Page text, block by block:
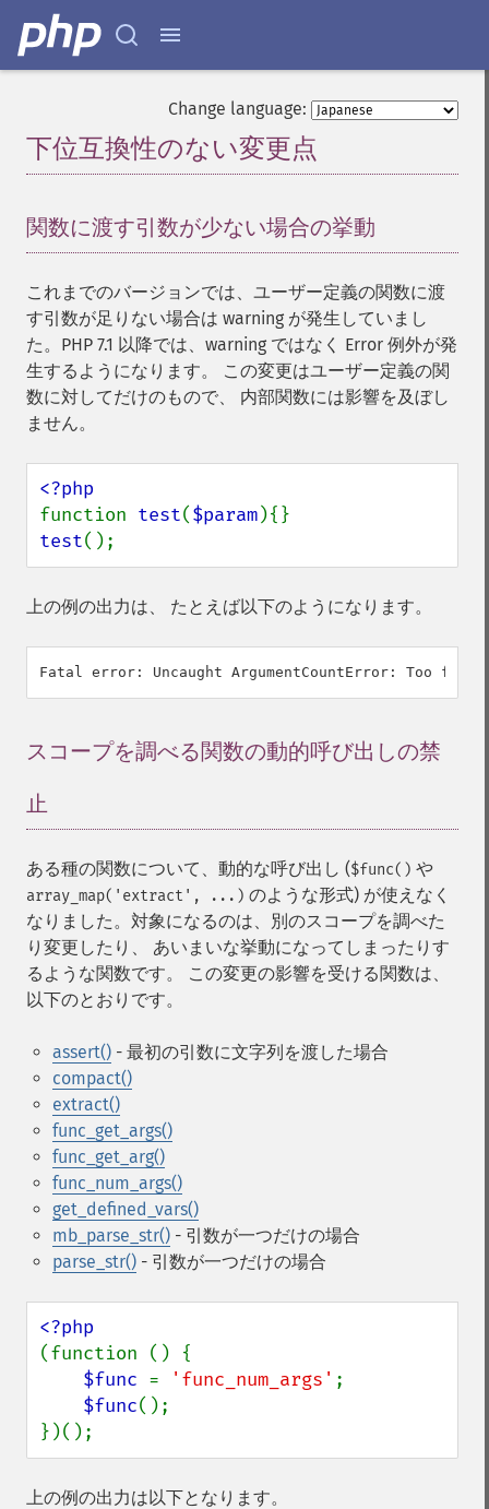
Change language:
下位互換性のない変更点
関数に渡す引数が少ない場合の挙動
これまでのバージョンでは、ユーザー定義の関数に渡
す引数が足りない場合は warning が発生していまし
た。PHP 7.1 以降では、warning ではなく Error 例外が発
生するようになります。 この変更はユーザー定義の関
数に対してだけのもので、 内部関数には影響を及ぼし
ません。
function test($param
test();
上の例の出力は、 たとえば以下のようになります。
スコープを調べる関数の動的呼び出しの禁
止
ある種の関数について、動的な呼び出し ($func() や
array_map('extract', ...) のような形式) が使えなく
なりました。対象になるのは、別のスコープを調べた
り変更したり、 あいまいな挙動になってしまったりす
るような関数です。 この変更の影響を受ける関数は、
以下のとおりです。
assert() - 最初の引数に文字列を渡した場合
compact()
extract()
func_get_args()
func_get_arg()
func_num_args()
get_defined_vars()
mb_parse_str() - 引数が一つだけの場合
parse_str() - 引数が一つだけの場合
(function () {
$func = 'func_num_args' ;
$func();
})();
上の例の出力は以下となります。